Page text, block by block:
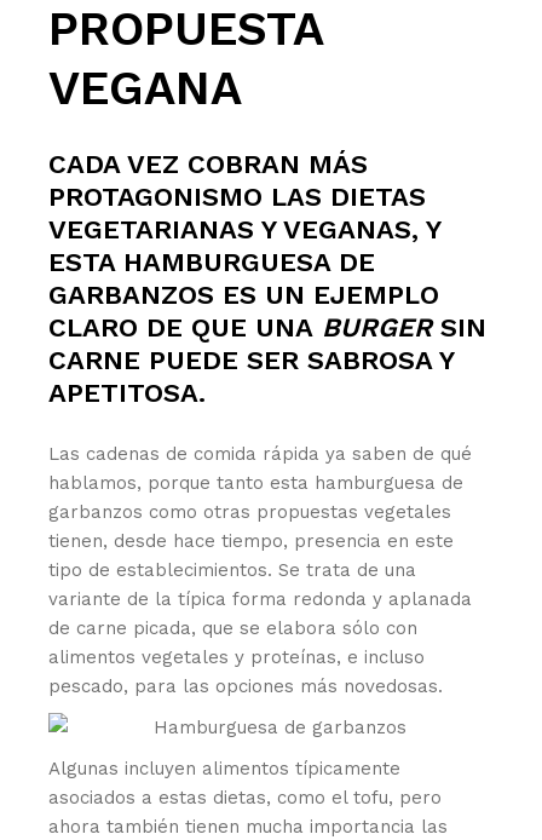
PROPUESTA
VEGANA
CADA VEZ COBRAN MÁS
PROTAGONISMO LAS DIETAS
VEGETARIANAS Y VEGANAS, Y
ESTA HAMBURGUESA DE
GARBANZOS ES UN EJEMPLO
CLARO DE QUE UNA BURGERSIN
CARNE PUEDE SER SABROSA Y
APETITOSA.
Las cadenas de comida rápida ya saben de qué
hablamos, porque tanto esta hamburguesa de
garbanzos como otras propuestas vegetales
tienen, desde hace tiempo, presencia en este
tipo de establecimientos. Se trata de una
variante de la típica forma redonda y aplanada
de carne picada, que se elabora sólo con
alimentos vegetales y proteínas, e incluso
pescado, para las opciones más novedosas.
Algunas incluyen alimentos típicamente
asociados a estas dietas, como el tofu, pero
ahora también tienen mucha importancia las